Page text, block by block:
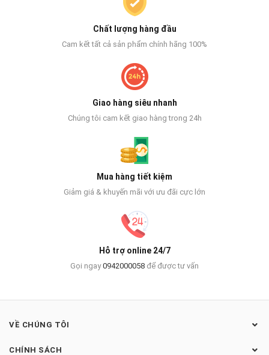
Chất lượng hàng đầu
Cam kết tất cả sản phẩm chính hãng 100%
Giao hàng siêu nhanh
Chúng tôi cam kết giao hàng trong 24h
Mua hàng tiết kiệm
Giảm giá & khuyến mãi với ưu đãi cực lớn
Hỗ trợ online 24/7
Gọi ngay0942000058 để được tư vấn
VỀ CHÚNG TÔI
CHÍNH SÁCH